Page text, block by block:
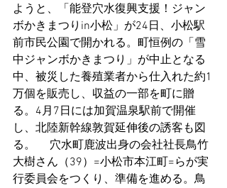
ようと、「能登穴水復興支援！ジャン
ボかきまつりin小松」が24日、小松駅
前市民公園で開かれる。町恒例の「雪
中ジャンボかきまつり」が中止となる
中、被災した養殖業者から仕入れた約1
万個を販売し、収益の一部を町に贈
る。4月7日には加賀温泉駅前で開催
し、北陸新幹線敦賀延伸後の誘客も図
る。 　穴水町鹿波出身の会社社長鳥竹
大樹さん（39）=小松市本江町=らが実
行委員会をつくり、準備を進める。鳥